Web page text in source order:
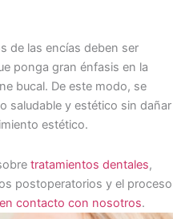
de las encías deben ser
ponga gran énfasis en la
bucal. De este modo, se
saludable y estético sin dañar
estético.
tratamientos dentales,
postoperatorios y el proceso
en contacto con nosotros.